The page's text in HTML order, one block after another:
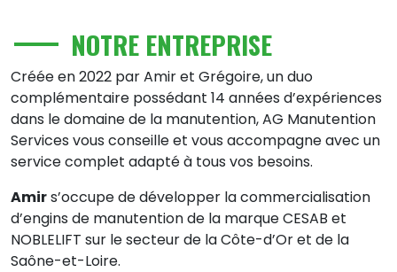
NOTRE ENTREPRISE
Créée en 2022 par Amir et Grégoire, un duo
complémentaire possédant 14 années d’expériences
dans le domaine de la manutention, AG Manutention
Services vous conseille et vous accompagne avec un
service complet adapté à tous vos besoins.
Amirs’occupe de développer la commercialisation
d’engins de manutention de la marque CESAB et
NOBLELIFT sur le secteur de la Côte-d’Or et de la
Saône-et-Loire.